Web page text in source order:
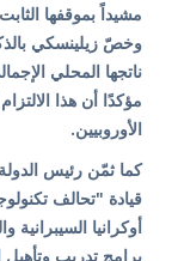
مشيداً بموقفها
ناتجها المحلي
مؤكدًا أن هذا
الأوروبيين.
كما ثمّن رئيس الدولة
قيادة "تحالف
أوكرانيا
برامج تدريب وتأهيل